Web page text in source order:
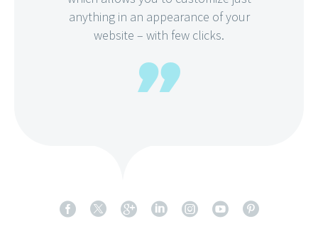
anything in an appearance of your
website – with few clicks.